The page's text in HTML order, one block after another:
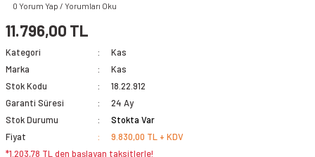
0 Yorum Yap / Yorumları Oku
11.796,00 TL
Kategori
Kas
Marka
Kas
Stok Kodu
18.22.912
Garanti Süresi
24 Ay
Stok Durumu
Stokta Var
Fiyat
9.830,00 TL + KDV
*1.203,78 TL den başlayan taksitlerle!